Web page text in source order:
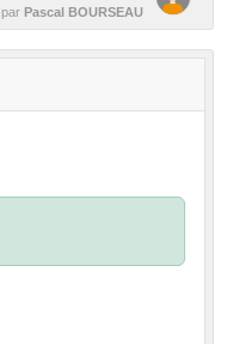
par Pascal BOURSEAU